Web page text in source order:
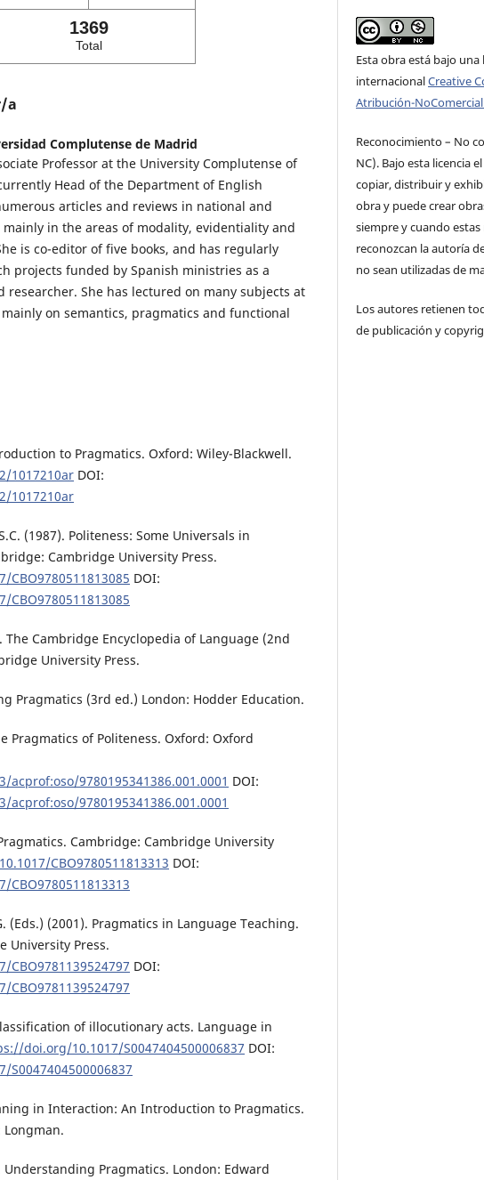
1369
Total
a
Complutense de Madrid
Professor at the University Complutense of
Head of the Department of English
articles and reviews in national and
in the areas of modality, evidentiality and
is co-editor of five books, and has regularly
projects funded by Spanish ministries as a
researcher. She has lectured on many subjects at
mainly on semantics, pragmatics and functional
to Pragmatics. Oxford: Wiley-Blackwell.
1017210ar DOI:
1017210ar
(1987). Politeness: Some Universals in
Cambridge University Press.
DOI:
The Cambridge Encyclopedia of Language (2nd
University Press.
Pragmatics (3rd ed.) London: Hodder Education.
Pragmatics of Politeness. Oxford: Oxford
9780195341386.001.0001 DOI:
9780195341386.001.0001
Cambridge: Cambridge University
CBO9780511813313 DOI:
(Eds.) (2001). Pragmatics in Language Teaching.
University Press.
DOI:
of illocutionary acts. Language in
doi.org/10.1017/S0047404500006837 DOI:
in Interaction: An Introduction to Pragmatics.
Longman.
Understanding Pragmatics. London: Edward
Esta obra está bajo una
internacionalCreative
Atribución-NoComercial
Reconocimiento – No
NC). Bajo esta licencia
copiar, distribuir y
obra y puede crear
siempre y cuando
reconozcan la autoría
no sean utilizadas de
Los autores retienen
de publicación y